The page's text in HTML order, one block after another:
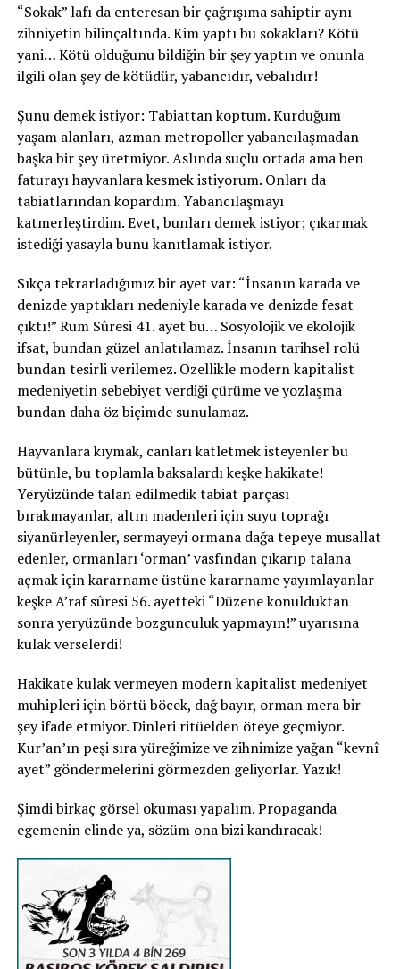
“Sokak” lafı da enteresan bir çağrışıma sahiptir aynı
zihniyetin bilinçaltında. Kim yaptı bu sokakları? Kötü
yani… Kötü olduğunu bildiğin bir şey yaptın ve onunla
ilgili olan şey de kötüdür, yabancıdır, vebalıdır!
Şunu demek istiyor: Tabiattan koptum. Kurduğum
yaşam alanları, azman metropoller yabancılaşmadan
başka bir şey üretmiyor. Aslında suçlu ortada ama ben
faturayı hayvanlara kesmek istiyorum. Onları da
tabiatlarından kopardım. Yabancılaşmayı
katmerleştirdim. Evet, bunları demek istiyor; çıkarmak
istediği yasayla bunu kanıtlamak istiyor.
Sıkça tekrarladığımız bir ayet var: “İnsanın karada ve
denizde yaptıkları nedeniyle karada ve denizde fesat
çıktı!” Rum Sûresi 41. ayet bu… Sosyolojik ve ekolojik
ifsat, bundan güzel anlatılamaz. İnsanın tarihsel rolü
bundan tesirli verilemez. Özellikle modern kapitalist
medeniyetin sebebiyet verdiği çürüme ve yozlaşma
bundan daha öz biçimde sunulamaz.
Hayvanlara kıymak, canları katletmek isteyenler bu
bütünle, bu toplamla baksalardı keşke hakikate!
Yeryüzünde talan edilmedik tabiat parçası
bırakmayanlar, altın madenleri için suyu toprağı
siyanürleyenler, sermayeyi ormana dağa tepeye musallat
edenler, ormanları ‘orman’ vasfından çıkarıp talana
açmak için kararname üstüne kararname yayımlayanlar
keşke A’raf sûresi 56. ayetteki “Düzene konulduktan
sonra yeryüzünde bozgunculuk yapmayın!” uyarısına
kulak verselerdi!
Hakikate kulak vermeyen modern kapitalist medeniyet
muhipleri için börtü böcek, dağ bayır, orman mera bir
şey ifade etmiyor. Dinleri ritüelden öteye geçmiyor.
Kur’an’ın peşi sıra yüreğimize ve zihnimize yağan “kevnî
ayet” göndermelerini görmezden geliyorlar. Yazık!
Şimdi birkaç görsel okuması yapalım. Propaganda
egemenin elinde ya, sözüm ona bizi kandıracak!